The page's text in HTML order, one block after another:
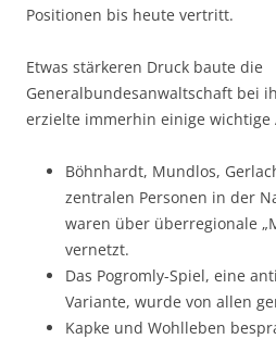
Positionen bis heute vertritt.
Etwas stärkeren Druck baute die
Generalbundesanwaltschaft bei
erzielte immerhin einige wichtige
Böhnhardt, Mundlos,
zentralen Personen in der
waren über überregionale
vernetzt.
Das Pogromly-Spiel, eine
Variante, wurde von allen
Kapke und Wohlleben